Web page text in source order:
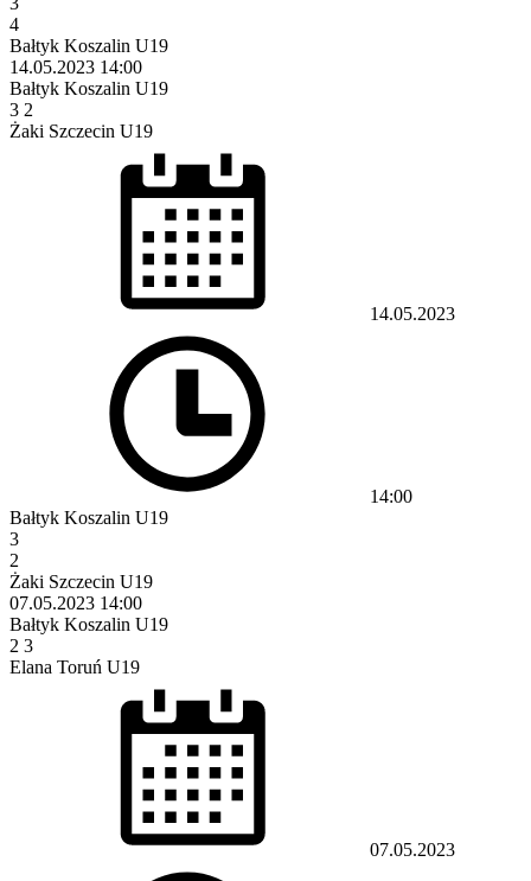
4
Bałtyk Koszalin U19
14.05.2023 14:00
Bałtyk Koszalin U19
3 2
Żaki Szczecin U19
14.05.2023
14:00
Bałtyk Koszalin U19
3
2
Żaki Szczecin U19
07.05.2023 14:00
Bałtyk Koszalin U19
2 3
Elana Toruń U19
07.05.2023